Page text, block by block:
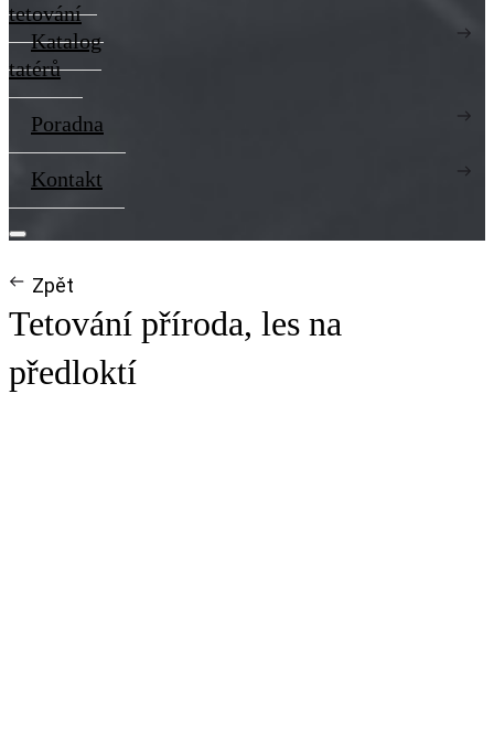
tetování
Katalog
tatérů
Poradna
Kontakt
Zpět
Tetování příroda, les na
předloktí